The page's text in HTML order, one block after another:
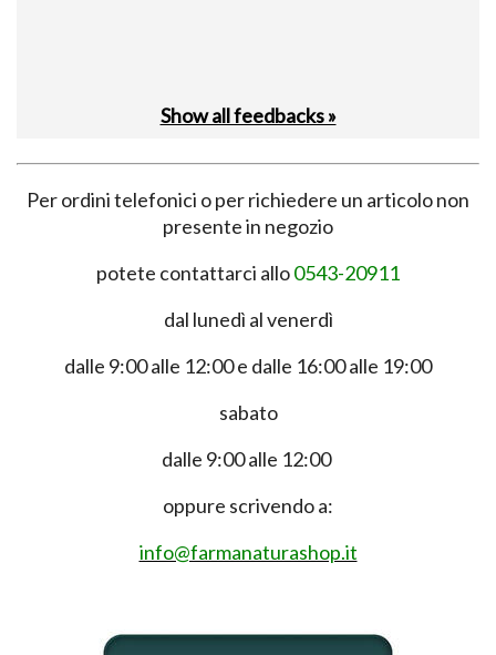
Show all feedbacks »
Per ordini telefonici o per richiedere un articolo non
presente in negozio
potete contattarci allo0543-20911
dal lunedì al venerdì
dalle 9:00 alle 12:00 e dalle 16:00 alle 19:00
sabato
dalle 9:00 alle 12:00
oppure scrivendo a:
info@farmanaturashop.it